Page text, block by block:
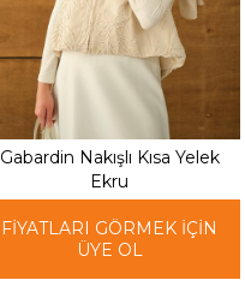
Gabardin Nakışlı Kısa Yelek
Ekru
FİYATLARI GÖRMEK İÇİN
ÜYE OL